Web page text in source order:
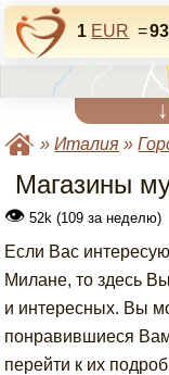
1 EUR =
↓
»Италия »
Магазины
👁 52k (109 за неделю)
Если Вас
Милане, то здесь
и интересных. Вы
понравившиеся
перейти к их